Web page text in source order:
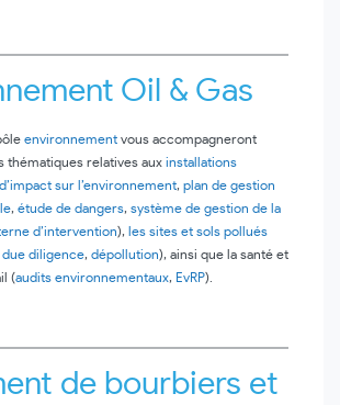
Oil & Gas
environnement vous accompagneront
thématiques relatives aux installations
sur l’environnement, plan de gestion
, étude de dangers, système de gestion de la
d’intervention), les sites et sols pollués
due diligence, dépollution), ainsi que la santé et
(audits environnementaux, EvRP).
de bourbiers et